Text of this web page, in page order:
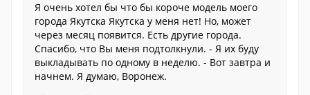
Я очень хотел бы что бы короче модель моего
города Якутска Якутска у меня нет! Но, может
через месяц появится. Есть другие города.
Спасибо, что Вы меня подтолкнули. - Я их буду
выкладывать по одному в неделю. - Вот завтра и
начнем. Я думаю, Воронеж.